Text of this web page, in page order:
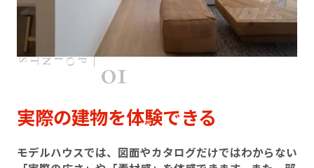
POINTS 01
実際の建物を体験できる
モデルハウスでは、図面やカタログだけではわからない